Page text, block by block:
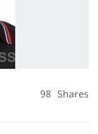
98 Shares